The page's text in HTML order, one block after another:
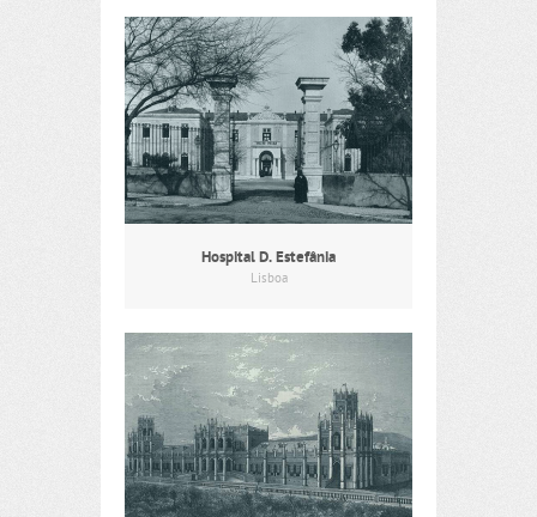
Hospital D. Estefânia
Lisboa